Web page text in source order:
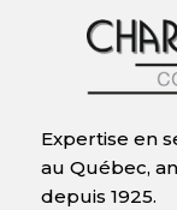
Expertise en
au Québec,
depuis 1925.